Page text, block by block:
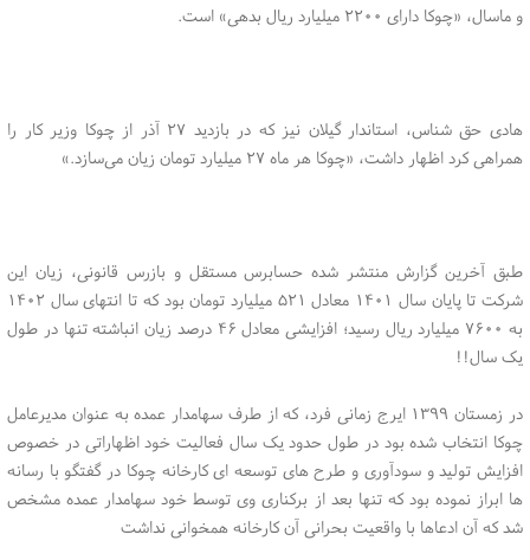
و ماسال، «چوکا دارای ۲۲۰۰ میلیارد ریال بدهی» است.
هادی حق شناس، استاندار گیلان نیز که در بازدید ۲۷ آذر از چوکا وزیر کار را
همراهی کرد اظهار داشت، «چوکا هر ماه ۲۷ میلیارد تومان زیان می‌سازد.»
طبق آخرین گزارش منتشر شده حسابرس مستقل و بازرس قانونی، زیان این
شرکت تا پایان سال ۱۴۰۱ معادل ۵۲۱ میلیارد تومان بود که تا انتهای سال ۱۴۰۲
به ۷۶۰۰ میلیارد ریال رسید؛ افزایشی معادل ۴۶ درصد زیان انباشته تنها در طول
یک سال!!
در زمستان ۱۳۹۹ ایرج زمانی فرد، که از طرف سهامدار عمده به عنوان مدیرعامل
چوکا انتخاب شده بود در طول حدود یک سال فعالیت خود اظهاراتی در خصوص
افزایش تولید و سودآوری و طرح های توسعه ای کارخانه چوکا در گفتگو با رسانه
ها ابراز نموده بود که تنها بعد از برکناری وی توسط خود سهامدار عمده مشخص
شد که آن ادعاها با واقعیت بحرانی آن کارخانه همخوانی نداشت